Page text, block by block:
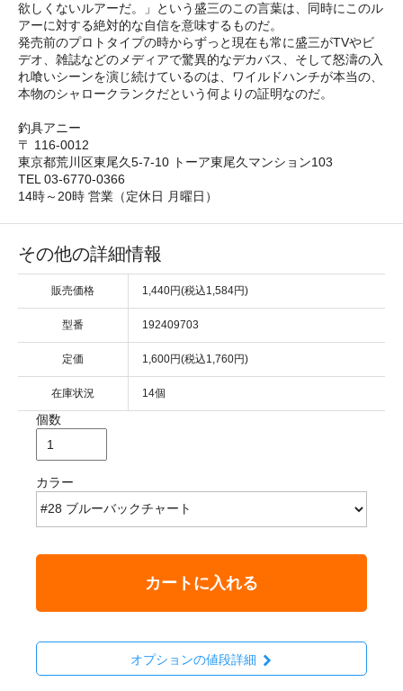
欲しくないルアーだ。」という盛三のこの言葉は、同時にこのル
アーに対する絶対的な自信を意味するものだ。
発売前のプロトタイプの時からずっと現在も常に盛三がTVやビ
デオ、雑誌などのメディアで驚異的なデカバス、そして怒濤の入
れ喰いシーンを演じ続けているのは、ワイルドハンチが本当の、
本物のシャロークランクだという何よりの証明なのだ。
釣具アニー
〒 116-0012
東京都荒川区東尾久5-7-10 トーア東尾久マンション103
TEL 03-6770-0366
14時～20時 営業（定休日 月曜日）
その他の詳細情報
販売価格 1,440円(税込1,584円)
型番 192409703
定価 1,600円(税込1,760円)
在庫状況 14個
個数
カラー
カートに入れる
オプションの値段詳細